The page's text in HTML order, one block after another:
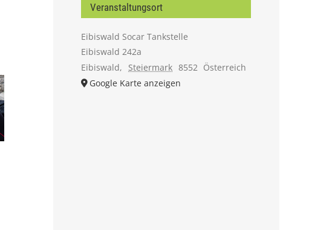
Veranstaltungsort
Eibiswald Socar Tankstelle
Eibiswald 242a
Eibiswald, Steiermark 8552 Österreich
Google Karte anzeigen